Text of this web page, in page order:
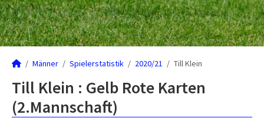
Männer Spielerstatistik 2020/21 Till Klein
Till Klein : Gelb Rote Karten
(2.Mannschaft)